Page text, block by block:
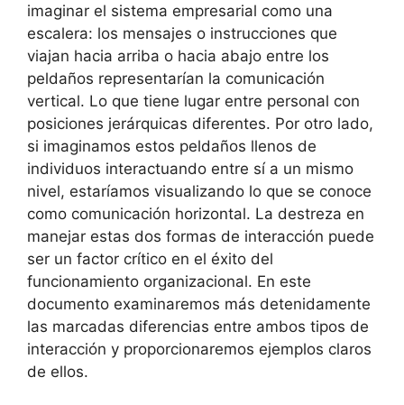
imaginar el sistema empresarial como una
escalera: los mensajes o instrucciones que
viajan hacia arriba o hacia abajo entre los
peldaños representarían la comunicación
vertical. Lo que tiene lugar entre personal con
posiciones jerárquicas diferentes. Por otro lado,
si imaginamos estos peldaños llenos de
individuos interactuando entre sí a un mismo
nivel, estaríamos visualizando lo que se conoce
como comunicación horizontal. La destreza en
manejar estas dos formas de interacción puede
ser un factor crítico en el éxito del
funcionamiento organizacional. En este
documento examinaremos más detenidamente
las marcadas diferencias entre ambos tipos de
interacción y proporcionaremos ejemplos claros
de ellos.